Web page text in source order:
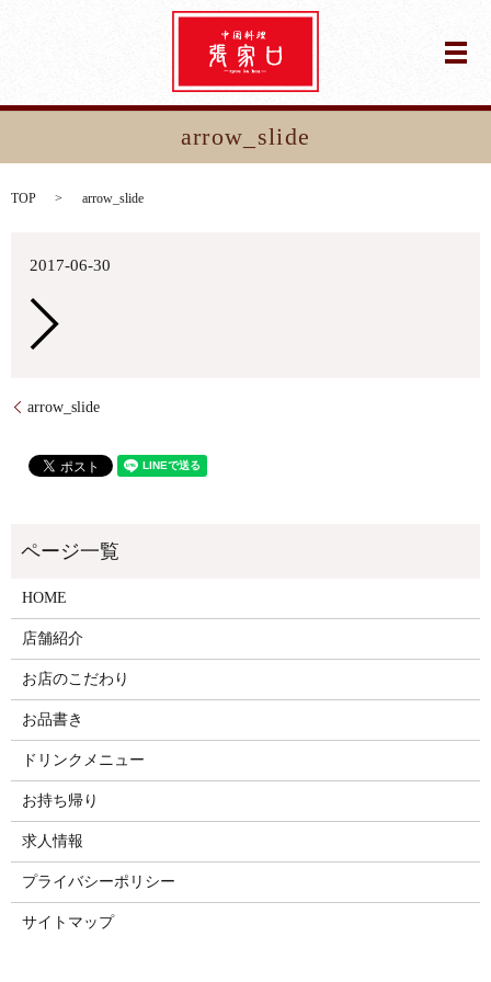
メ
arrow_slide
TOP arrow_slide
2017-06-30
arrow_slide
HOME
店舗紹介
お店のこだわり
お品書き
ドリンクメニュー
お持ち帰り
求人情報
プライバシーポリシー
サイトマップ